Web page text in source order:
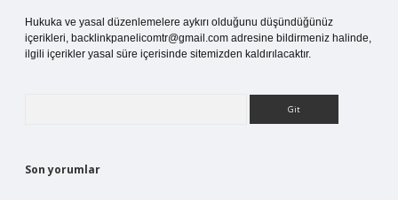
Hukuka ve yasal düzenlemelere aykırı olduğunu düşündüğünüz
içerikleri, backlinkpanelicomtr@gmail.com adresine bildirmeniz halinde,
ilgili içerikler yasal süre içerisinde sitemizden kaldırılacaktır.
Son yorumlar